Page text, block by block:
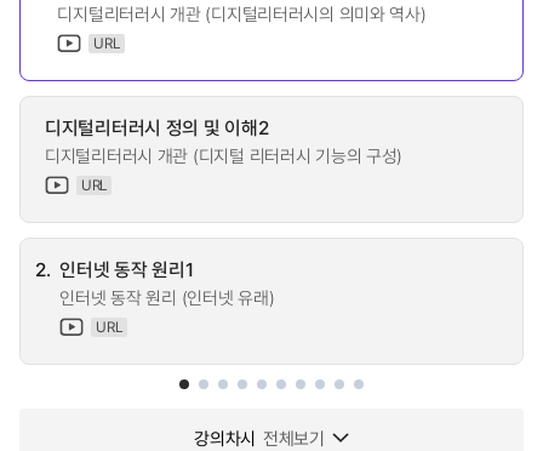
디지털리터러시 개관 (디지털리터러시의 의미와 역사)
URL
디지털리터러시 정의 및 이해2
디지털리터러시 개관 (디지털 리터러시 기능의 구성)
URL
2. 인터넷 동작 원리1
인터넷 동작 원리 (인터넷 유래)
URL
강의차시 전체보기